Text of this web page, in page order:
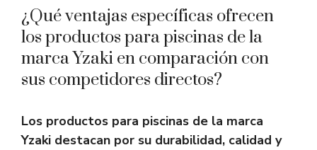
¿Qué ventajas específicas ofrecen
los productos para piscinas de la
marca Yzaki en comparación con
sus competidores directos?
Los productos para piscinas de la marca
Yzaki destacan por su durabilidad, calidad y